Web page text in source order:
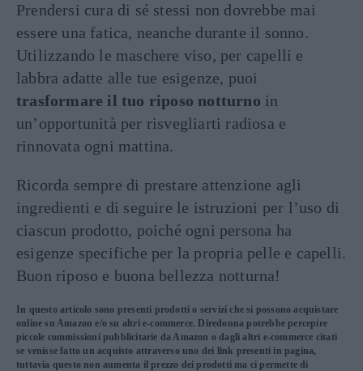
Prendersi cura di sé stessi non dovrebbe mai
essere una fatica, neanche durante il sonno.
Utilizzando le maschere viso, per capelli e
labbra adatte alle tue esigenze, puoi
trasformare il tuo riposo notturno in
un’opportunità per risvegliarti radiosa e
rinnovata ogni mattina.
Ricorda sempre di prestare attenzione agli
ingredienti e di seguire le istruzioni per l’uso di
ciascun prodotto, poiché ogni persona ha
esigenze specifiche per la propria pelle e capelli.
Buon riposo e buona bellezza notturna!
In questo articolo sono presenti prodotti o servizi che si possono acquistare
online su Amazon e/o su altri e-commerce. Diredonna potrebbe percepire
piccole commissioni pubblicitarie da Amazon o dagli altri e-commerce citati
se venisse fatto un acquisto attraverso uno dei link presenti in pagina,
tuttavia questo non aumenta il prezzo dei prodotti ma ci permette di